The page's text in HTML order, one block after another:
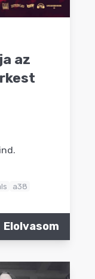
az
a38
Elolvasom